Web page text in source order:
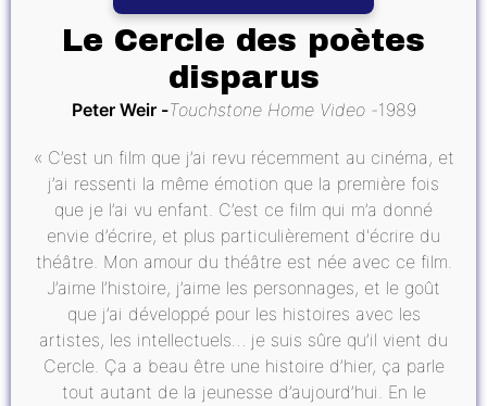
Le Cercle des poètes
disparus
Peter Weir Touchstone Home Video 1989
« C’est un film que j’ai revu récemment au cinéma, et
j’ai ressenti la même émotion que la première fois
que je l’ai vu enfant. C’est ce film qui m’a donné
envie d’écrire, et plus particulièrement d'écrire du
théâtre. Mon amour du théâtre est née avec ce film.
J’aime l’histoire, j’aime les personnages, et le goût
que j’ai développé pour les histoires avec les
artistes, les intellectuels… je suis sûre qu’il vient du
Cercle. Ça a beau être une histoire d’hier, ça parle
tout autant de la jeunesse d’aujourd’hui. En le